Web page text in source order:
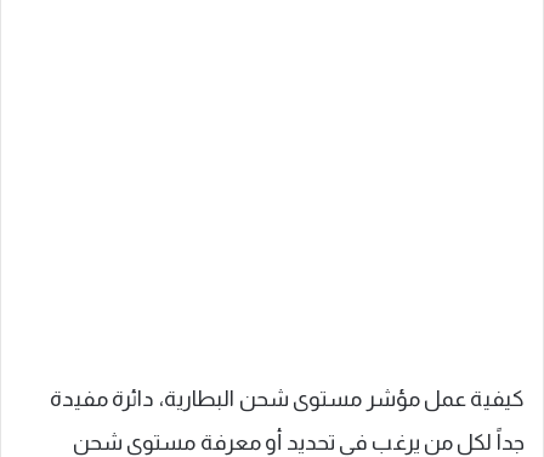
كيفية عمل مؤشر مستوى شحن البطارية، دائرة مفيدة
جداً لكل من يرغب في تحديد أو معرفة مستوى شحن